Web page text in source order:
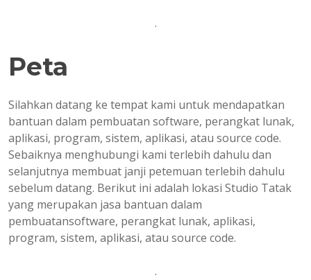
.
Peta
Silahkan datang ke tempat kami untuk mendapatkan
bantuan dalam pembuatan software, perangkat lunak,
aplikasi, program, sistem, aplikasi, atau source code.
Sebaiknya menghubungi kami terlebih dahulu dan
selanjutnya membuat janji petemuan terlebih dahulu
sebelum datang. Berikut ini adalah lokasi Studio Tatak
yang merupakan jasa bantuan dalam
pembuatansoftware, perangkat lunak, aplikasi,
program, sistem, aplikasi, atau source code.
.